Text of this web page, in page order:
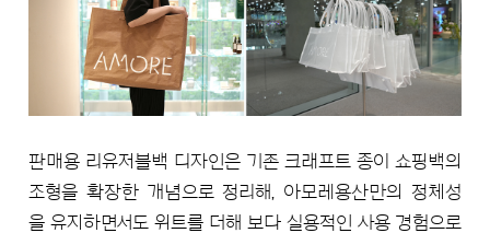
판매용 리유저블백 디자인은 기존 크래프트 종이 쇼핑백의
조형을 확장한 개념으로 정리해, 아모레용산만의 정체성
을 유지하면서도 위트를 더해 보다 실용적인 사용 경험으로